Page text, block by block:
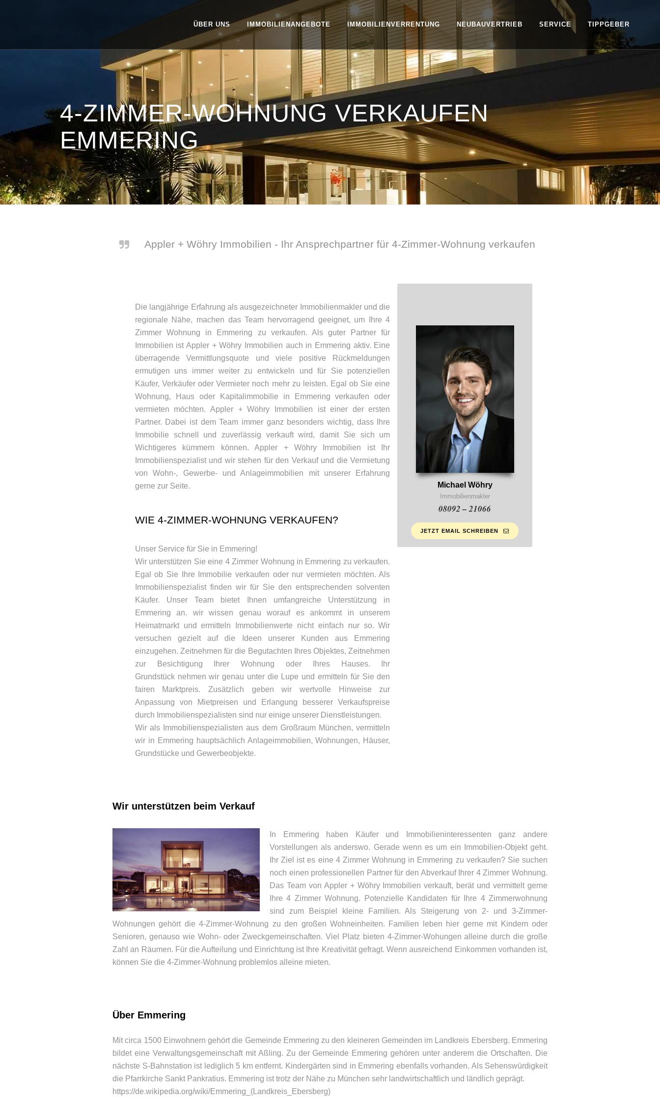
ÜBER UNS IMMOBILIENANGEBOTE IMMOBILIENVERRENTUNG NEUBAUVERTRIEB SERVICE TIPPGEBER
4-ZIMMER-WOHNUNG VERKAUFEN
EMMERING
Appler + Wöhry Immobilien - Ihr Ansprechpartner für 4-Zimmer-Wohnung verkaufen
Die langjährige Erfahrung als ausgezeichneter Immobilienmakler und die
regionale Nähe, machen das Team hervorragend geeignet, um Ihre 4
Zimmer Wohnung in Emmering zu verkaufen. Als guter Partner für
Immobilien ist Appler + Wöhry Immobilien auch in Emmering aktiv. Eine
überragende Vermittlungsquote und viele positive Rückmeldungen
ermutigen uns immer weiter zu entwickeln und für Sie potenziellen
Käufer, Verkäufer oder Vermieter noch mehr zu leisten. Egal ob Sie eine
Wohnung, Haus oder Kapitalimmobilie in Emmering verkaufen oder
vermieten möchten. Appler + Wöhry Immobilien ist einer der ersten
Partner. Dabei ist dem Team immer ganz besonders wichtig, dass Ihre
Immobilie schnell und zuverlässig verkauft wird, damit Sie sich um
Wichtigeres kümmern können. Appler + Wöhry Immobilien ist Ihr
Immobilienspezialist und wir stehen für den Verkauf und die Vermietung
von Wohn-, Gewerbe- und Anlageimmobilien mit unserer Erfahrung
gerne zur Seite.
WIE 4-ZIMMER-WOHNUNG VERKAUFEN?
Unser Service für Sie in Emmering!
Wir unterstützen Sie eine 4 Zimmer Wohnung in Emmering zu verkaufen.
Egal ob Sie Ihre Immobilie verkaufen oder nur vermieten möchten. Als
Immobilienspezialist finden wir für Sie den entsprechenden solventen
Käufer. Unser Team bietet Ihnen umfangreiche Unterstützung in
Emmering an. wir wissen genau worauf es ankommt in unserem
Heimatmarkt und ermitteln Immobilienwerte nicht einfach nur so. Wir
versuchen gezielt auf die Ideen unserer Kunden aus Emmering
einzugehen. Zeitnehmen für die Begutachten Ihres Objektes, Zeitnehmen
zur Besichtigung Ihrer Wohnung oder Ihres Hauses. Ihr
Grundstück nehmen wir genau unter die Lupe und ermitteln für Sie den
fairen Marktpreis. Zusätzlich geben wir wertvolle Hinweise zur
Anpassung von Mietpreisen und Erlangung besserer Verkaufspreise
durch Immobilienspezialisten sind nur einige unserer Dienstleistungen.
Wir als Immobilienspezialisten aus dem Großraum München, vermitteln
wir in Emmering hauptsächlich Anlageimmobilien, Wohnungen, Häuser,
Grundstücke und Gewerbeobjekte.
Michael Wöhry
Immobilienmakler
08092 – 21066
JETZT EMAIL SCHREIBEN
Wir unterstützen beim Verkauf
In Emmering haben Käufer und Immobilieninteressenten ganz andere
Vorstellungen als anderswo. Gerade wenn es um ein Immobilien-Objekt geht.
Ihr Ziel ist es eine 4 Zimmer Wohnung in Emmering zu verkaufen? Sie suchen
noch einen professionellen Partner für den Abverkauf Ihrer 4 Zimmer Wohnung.
Das Team von Appler + Wöhry Immobilien verkauft, berät und vermittelt gerne
Ihre 4 Zimmer Wohnung. Potenzielle Kandidaten für Ihre 4 Zimmerwohnung
sind zum Beispiel kleine Familien. Als Steigerung von 2- und 3-Zimmer-
Wohnungen gehört die 4-Zimmer-Wohnung zu den großen Wohneinheiten. Familien leben hier gerne mit Kindern oder
Senioren, genauso wie Wohn- oder Zweckgemeinschaften. Viel Platz bieten 4-Zimmer-Wohungen alleine durch die große
Zahl an Räumen. Für die Aufteilung und Einrichtung ist Ihre Kreativität gefragt. Wenn ausreichend Einkommen vorhanden ist,
können Sie die 4-Zimmer-Wohnung problemlos alleine mieten.
Über Emmering
Mit circa 1500 Einwohnern gehört die Gemeinde Emmering zu den kleineren Gemeinden im Landkreis Ebersberg. Emmering
bildet eine Verwaltungsgemeinschaft mit Aßling. Zu der Gemeinde Emmering gehören unter anderem die Ortschaften. Die
nächste S-Bahnstation ist lediglich 5 km entfernt. Kindergärten sind in Emmering ebenfalls vorhanden. Als Sehenswürdigkeit
die Pfarrkirche Sankt Pankratius. Emmering ist trotz der Nähe zu München sehr landwirtschaftlich und ländlich geprägt.
https://de.wikipedia.org/wiki/Emmering_(Landkreis_Ebersberg)
85560 Ebersberg